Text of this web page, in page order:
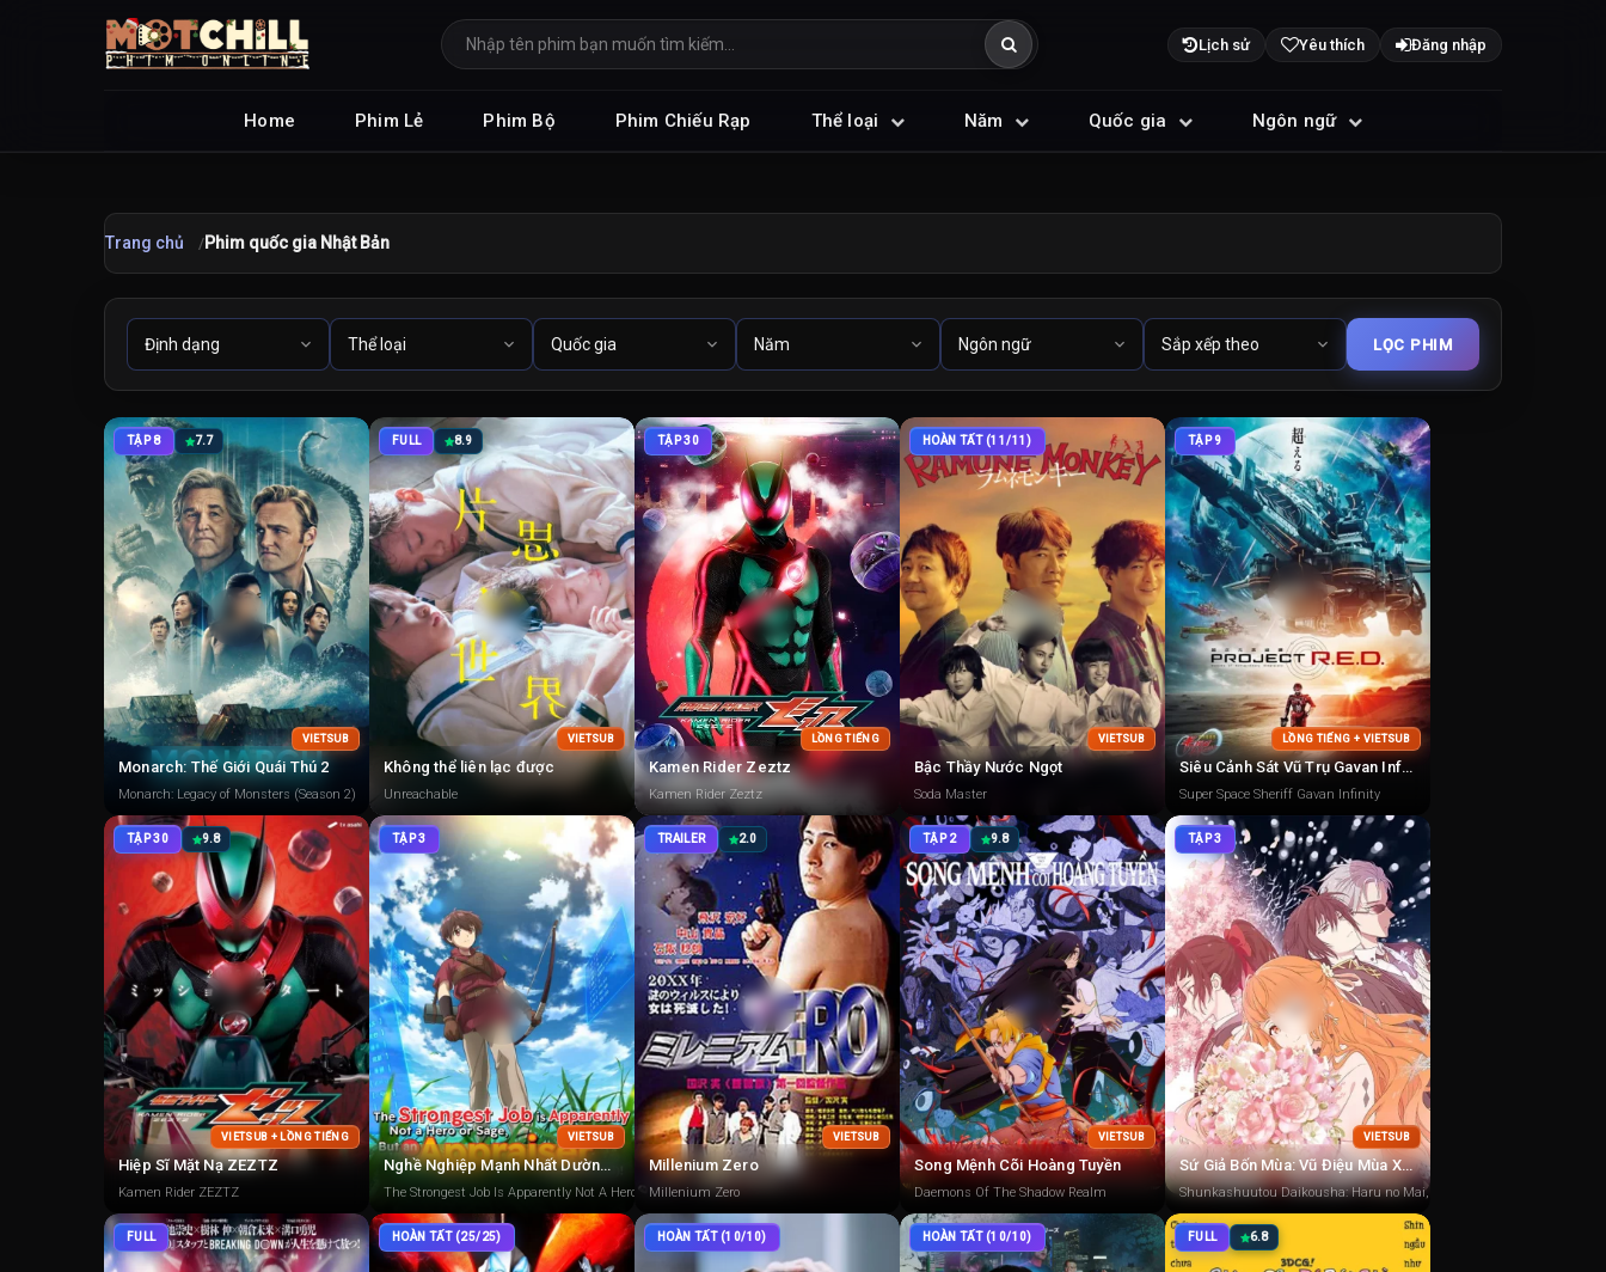
Lịch sử Yêu thích Đăng nhập
Home Phim Lẻ Phim Bộ Phim Chiếu Rạp Thể loại Năm Quốc gia Ngôn ngữ
Trang chủ Phim quốc gia Nhật Bản
TẬP 8 7.7
VIETSUB
Monarch: Thế Giới Quái Thú 2
Monarch: Legacy of Monsters (Season 2)
FULL 8.9
VIETSUB
Không thể liên lạc được
Unreachable
TẬP 30
LỒNG TIẾNG
Kamen Rider Zeztz
Kamen Rider Zeztz
HOÀN TẤT (11/11)
VIETSUB
Bậc Thầy Nước Ngọt
Soda Master
TẬP 9
LỒNG TIẾNG + VIETSUB
Siêu Cảnh Sát Vũ Trụ Gavan Infinity
Super Space Sheriff Gavan Infinity
TẬP 30 9.8
VIETSUB + LỒNG TIẾNG
Hiệp Sĩ Mặt Nạ ZEZTZ
Kamen Rider ZEZTZ
TẬP 3
VIETSUB
Nghề Nghiệp Mạnh Nhất Dường Như Không Phải Là Anh Hùng Hay Hiền Triết, Mà Là Người Thẩm Định (Tạm Thời)!
The Strongest Job Is Apparently Not A Hero Or A Sage, But An Appraiser (Provisional)!
TRAILER 2.0
VIETSUB
Millenium Zero
Millenium Zero
TẬP 2 9.8
VIETSUB
Song Mệnh Cõi Hoàng Tuyền
Daemons Of The Shadow Realm
TẬP 3
VIETSUB
Sứ Giả Bốn Mùa: Vũ Điệu Mùa Xuân
Shunkashuutou Daikousha: Haru no Mai, Agents of the Four Seasons,
FULL HOÀN TẤT (25/25) HOÀN TẤT (10/10) HOÀN TẤT (10/10) FULL 6.8